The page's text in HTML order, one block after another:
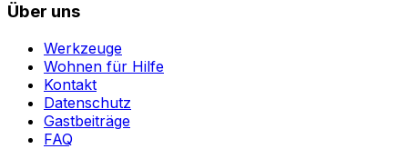
Über uns
Werkzeuge
Wohnen für Hilfe
Kontakt
Datenschutz
Gastbeiträge
FAQ